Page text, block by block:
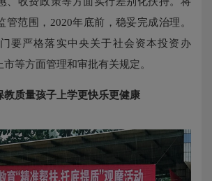
管范围，2020年底前，稳妥完成治理。
要严格落实中央关于社会资本投资办
等方面管理和审批有关规定。
质量孩子上学更快乐更健康